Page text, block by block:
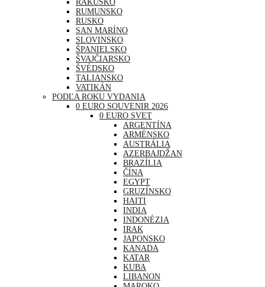
RAKÚSKO
RUMUNSKO
RUSKO
SAN MARÍNO
SLOVINSKO
ŠPANIELSKO
ŠVAJČIARSKO
ŠVÉDSKO
TALIANSKO
VATIKÁN
PODĽA ROKU VYDANIA
0 EURO SOUVENIR 2026
0 EURO SVET
ARGENTÍNA
ARMÉNSKO
AUSTRÁLIA
AZERBAJDŽAN
BRAZÍLIA
ČÍNA
EGYPT
GRUZÍNSKO
HAITI
INDIA
INDONÉZIA
IRAK
JAPONSKO
KANADA
KATAR
KUBA
LIBANON